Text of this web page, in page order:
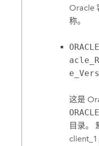
Oracle
称。
这是
目录。